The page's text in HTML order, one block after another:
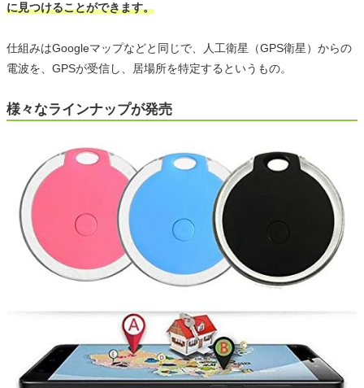
に見つけることができます。
仕組みはGoogleマップなどと同じで、人工衛星（GPS衛星）からの
電波を、GPSが受信し、居場所を特定するというもの。
様々なラインナップが発売